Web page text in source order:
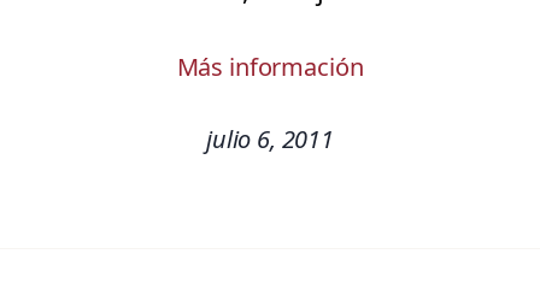
Más información
julio 6, 2011